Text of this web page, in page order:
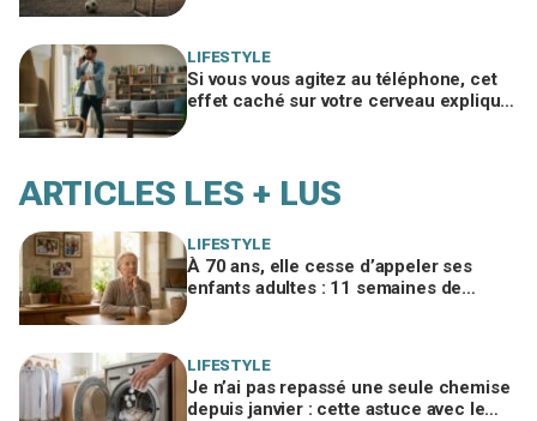
LIFESTYLE
Si vous vous agitez au téléphone, cet
effet caché sur votre cerveau explique
ARTICLES LES + LUS
LIFESTYLE
À 70 ans, elle cesse d’appeler ses
enfants adultes : 11 semaines de
LIFESTYLE
Je n’ai pas repassé une seule chemise
depuis janvier : cette astuce avec le